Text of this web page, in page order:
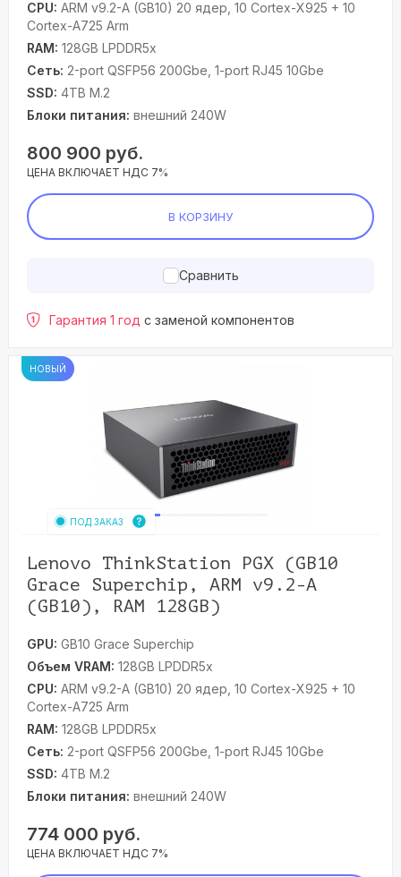
CPU: ARM v9.2-A (GB10) 20 ядер, 10 Cortex-X925 + 10
Cortex-A725 Arm
RAM: 128GB LPDDR5x
Сеть: 2-port QSFP56 200Gbe, 1-port RJ45 10Gbe
SSD: 4TB M.2
Блоки питания: внешний 240W
800 900 руб.
ЦЕНА ВКЛЮЧАЕТ НДС 7%
В КОРЗИНУ
Сравнить
Гарантия 1 год с заменой компонентов
НОВЫЙ
ПОД ЗАКАЗ
Lenovo ThinkStation PGX (GB10
Grace Superchip, ARM v9.2-A
(GB10), RAM 128GB)
GPU: GB10 Grace Superchip
Объем VRAM: 128GB LPDDR5x
CPU: ARM v9.2-A (GB10) 20 ядер, 10 Cortex-X925 + 10
Cortex-A725 Arm
RAM: 128GB LPDDR5x
Сеть: 2-port QSFP56 200Gbe, 1-port RJ45 10Gbe
SSD: 4TB M.2
Блоки питания: внешний 240W
774 000 руб.
ЦЕНА ВКЛЮЧАЕТ НДС 7%